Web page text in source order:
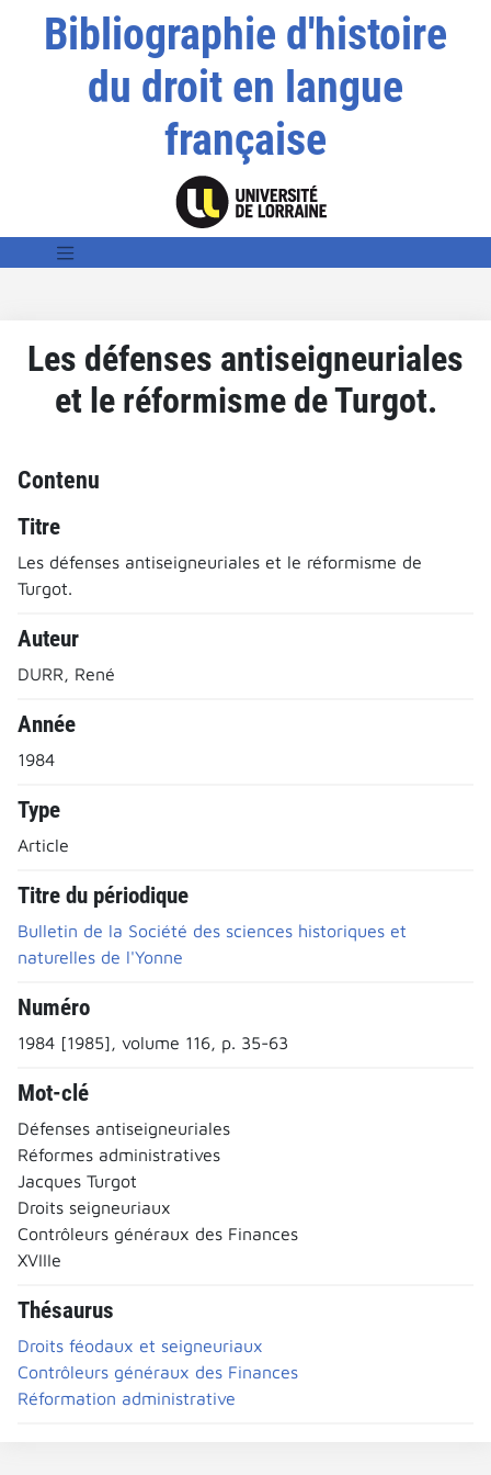
Bibliographie d'histoire
du droit en langue
française
Les défenses antiseigneuriales
et le réformisme de Turgot.
Contenu
Titre
Les défenses antiseigneuriales et le réformisme de
Turgot.
Auteur
DURR, René
Année
1984
Type
Article
Titre du périodique
Bulletin de la Société des sciences historiques et
naturelles de l'Yonne
Numéro
1984 [1985], volume 116, p. 35-63
Mot-clé
Défenses antiseigneuriales
Réformes administratives
Jacques Turgot
Droits seigneuriaux
Contrôleurs généraux des Finances
XVIIIe
Thésaurus
Droits féodaux et seigneuriaux
Contrôleurs généraux des Finances
Réformation administrative